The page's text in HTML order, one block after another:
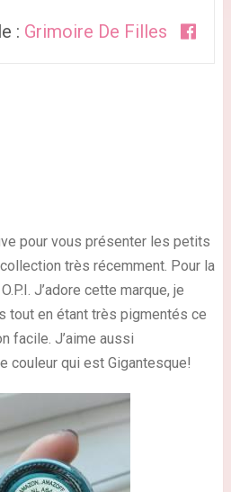
: Grimoire De Filles
pour vous présenter les petits
très récemment. Pour la
J’adore cette marque, je
tout en étant très pigmentés ce
facile. J’aime aussi
couleur qui est Gigantesque!